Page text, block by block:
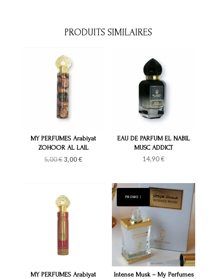
PRODUITS SIMILAIRES
MY PERFUMES Arabiyat
ZOHOOR AL LAIL
5,00€Le
3,00€
EAU DE PARFUM EL NABIL
MUSC ADDICT
14,90€
MY PERFUMES Arabiyat
PROMO !
Intense Musk – My Perfumes